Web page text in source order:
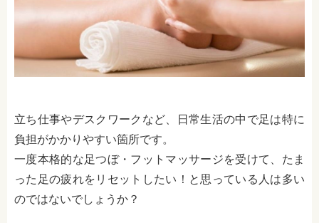
立ち仕事やデスクワークなど、日常生活の中で足は特に
負担がかかりやすい箇所です。
一度本格的な足つぼ・フットマッサージを受けて、たま
った足の疲れをリセットしたい！と思っている人は多い
のではないでしょうか？